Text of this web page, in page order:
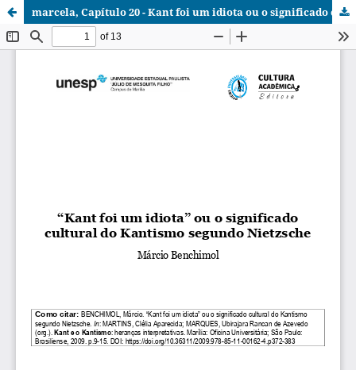
marcela, Capítulo 20 - Kant foi um idiota ou o significado cultural do Kantismo segundo Nietzsche.pdf